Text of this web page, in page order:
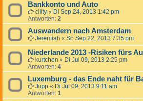
Bankkonto und Auto
ciiity « Di Sep 24, 2013 1:42 pm
Antworten: 2
Auswandern nach Amsterdam
Jeremiah « So Sep 22, 2013 7:35 pm
Niederlande 2013 -Risiken fürs
kurtchen « Di Jul 09, 2013 2:25 pm
Antworten: 4
Luxemburg - das Ende naht für
Jupp « Di Jul 09, 2013 9:11 am
Antworten: 1